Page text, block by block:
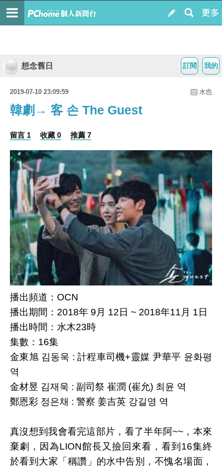
我的
訂閱
想念舊日
2019-07-10 23:09:59 水也
韓劇→ 客 손 The Guest
留言 1 收藏 0 推薦 7
播出頻道： OCN
播出期間：2018年 9月 12日 ~ 2018年11月 1日
播出時間：水木23時
集數：16集
金東旭 김동욱 : 計程車司機+靈媒 尹華平 윤화평
역
金材昱 김재욱 : 副司祭 崔潤 (崔允) 최윤 역
鄭恩彩 정은채 : 警察 姜吉英 강길영 역
真沒想到我會看完這部片，看了半年阿~~，本來
棄劇，因為LION館長又撿回來看，看到16集終
於看到大家「稱讚」的水中告別，不愧名場面，